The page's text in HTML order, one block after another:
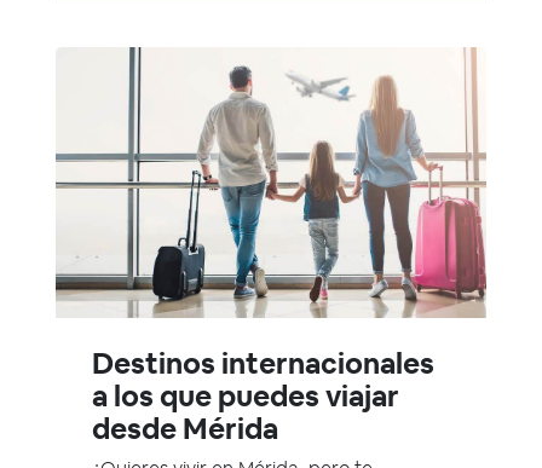
Destinos internacionales
a los que puedes viajar
desde Mérida